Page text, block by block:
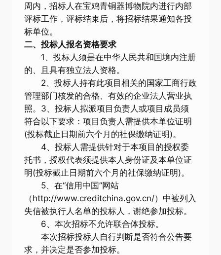
周内，招标人在宝鸡青铜器博物院内进行内部
评标工作，评标结束后，将招标结果通知各投
标单位。
二、投标人报名资格要求
1、投标人须是在中华人民共和国境内注册
的、且具有独立法人资格。
2、投标人持有此项目相关的国家工商行政
管理部门核发的合格、有效的企业法人营业执
照。3、投标人拟派项目负责人或项目成员须
符合以下要求：项目负责人需提供本单位证明
(投标截止日期前六个月的社保缴纳证明)。
4、投标人需提供针对于本项目的授权委
托书，授权代表须提供本人身份证及本单位证
明(投标截止日期前六个月的社保缴纳证明)。
5、在“信用中国”网站
（http://www.creditchina.gov.cn/）中被列入
失信被执行人名单的投标人，谢绝参加投标。
6、本次招标不允许联合体投标。
本次招标投标人自行判断是否符合公告要
求，并决定是否参加投标。